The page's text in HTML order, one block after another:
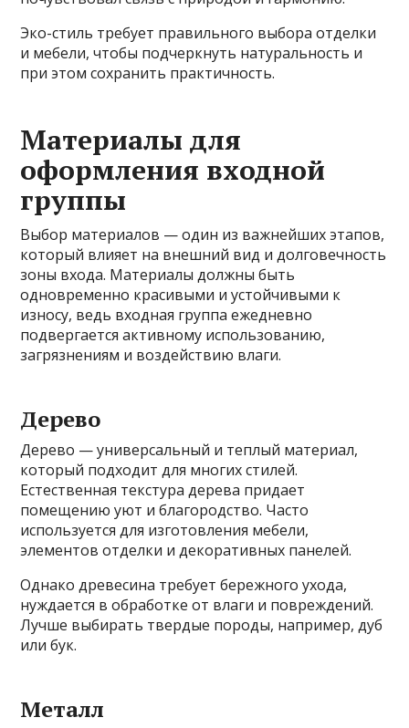
Эко-стиль требует правильного выбора отделки
и мебели, чтобы подчеркнуть натуральность и
при этом сохранить практичность.
Материалы для
оформления входной
группы
Выбор материалов — один из важнейших этапов,
который влияет на внешний вид и долговечность
зоны входа. Материалы должны быть
одновременно красивыми и устойчивыми к
износу, ведь входная группа ежедневно
подвергается активному использованию,
загрязнениям и воздействию влаги.
Дерево
Дерево — универсальный и теплый материал,
который подходит для многих стилей.
Естественная текстура дерева придает
помещению уют и благородство. Часто
используется для изготовления мебели,
элементов отделки и декоративных панелей.
Однако древесина требует бережного ухода,
нуждается в обработке от влаги и повреждений.
Лучше выбирать твердые породы, например, дуб
или бук.
Металл